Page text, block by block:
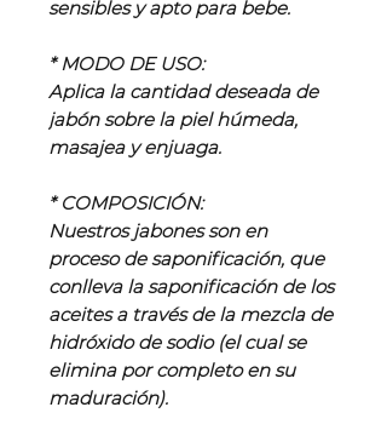
sensibles y apto para bebe.
* MODO DE USO:
Aplica la cantidad deseada de
jabón sobre la piel húmeda,
masajea y enjuaga.
* COMPOSICIÓN:
Nuestros jabones son en
proceso de saponificación, que
conlleva la saponificación de los
aceites a través de la mezcla de
hidróxido de sodio (el cual se
elimina por completo en su
maduración).